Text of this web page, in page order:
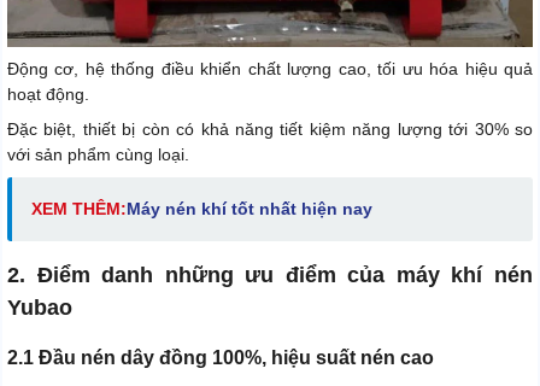
Động cơ, hệ thống điều khiển chất lượng cao, tối ưu hóa hiệu quả
hoạt động.
Đặc biệt, thiết bị còn có khả năng tiết kiệm năng lượng tới 30% so
với sản phẩm cùng loại.
XEM THÊM:Máy nén khí tốt nhất hiện nay
2. Điểm danh những ưu điểm của máy khí nén
Yubao
2.1 Đầu nén dây đồng 100%, hiệu suất nén cao